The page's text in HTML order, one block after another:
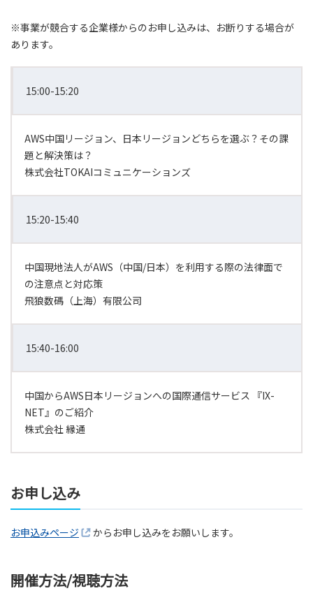
※事業が競合する企業様からのお申し込みは、お断りする場合が
あります。
15:00-15:20
AWS中国リージョン、日本リージョンどちらを選ぶ？その課
題と解決策は？
株式会社TOKAIコミュニケーションズ
15:20-15:40
中国現地法人がAWS（中国/日本）を利用する際の法律面で
の注意点と対応策
飛狼数碼（上海）有限公司
15:40-16:00
中国からAWS日本リージョンへの国際通信サービス 『IX-
NET』のご紹介
株式会社 縁通
お申し込み
お申込みページ からお申し込みをお願いします。
開催方法/視聴方法